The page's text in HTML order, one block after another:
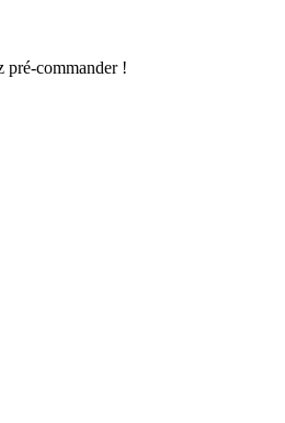
pré-commander !